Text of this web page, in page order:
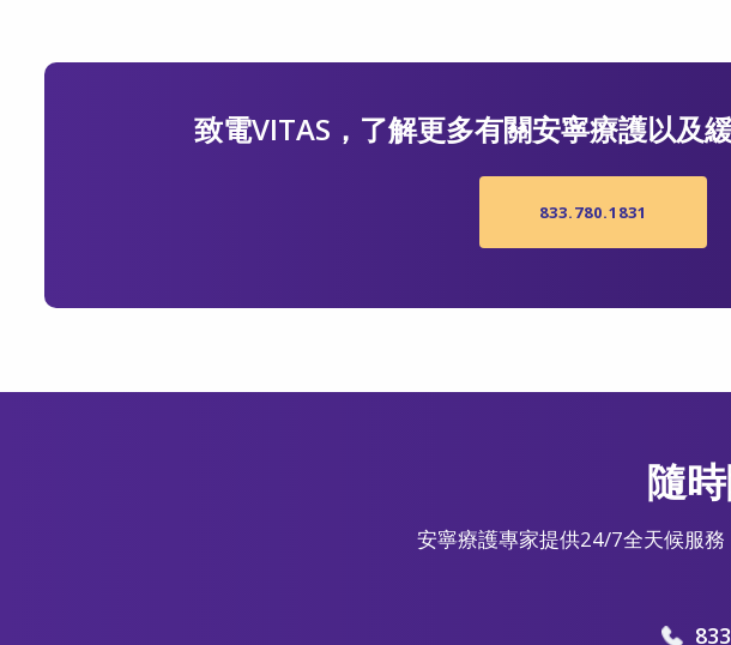
致電VITAS，了解更多有關安寧療護以及
833.780.1831
隨
安寧療護專家提供24/7全天候服